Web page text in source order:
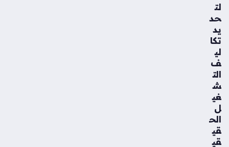
لت
حد
يد
تكا
لي
ف
الت
ش
غي
ل
الح
قي
قي